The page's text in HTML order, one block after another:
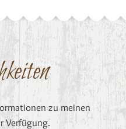
zu meinen
Verfügung.